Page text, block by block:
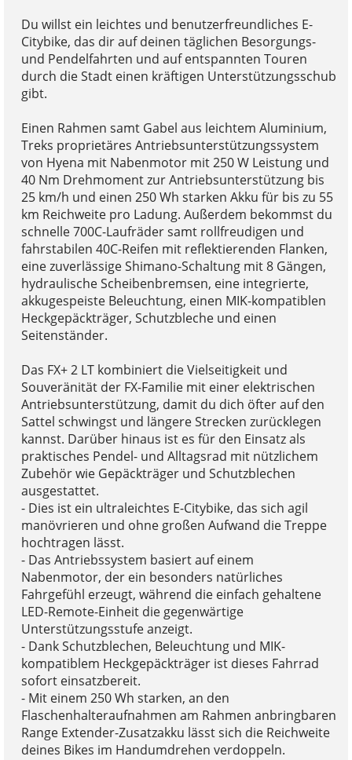
Du willst ein leichtes und benutzerfreundliches E-
Citybike, das dir auf deinen täglichen Besorgungs-
und Pendelfahrten und auf entspannten Touren
durch die Stadt einen kräftigen Unterstützungsschub
gibt.
Einen Rahmen samt Gabel aus leichtem Aluminium,
Treks proprietäres Antriebsunterstützungssystem
von Hyena mit Nabenmotor mit 250 W Leistung und
40 Nm Drehmoment zur Antriebsunterstützung bis
25 km/h und einen 250 Wh starken Akku für bis zu 55
km Reichweite pro Ladung. Außerdem bekommst du
schnelle 700C-Laufräder samt rollfreudigen und
fahrstabilen 40C-Reifen mit reflektierenden Flanken,
eine zuverlässige Shimano-Schaltung mit 8 Gängen,
hydraulische Scheibenbremsen, eine integrierte,
akkugespeiste Beleuchtung, einen MIK-kompatiblen
Heckgepäckträger, Schutzbleche und einen
Seitenständer.
Das FX+ 2 LT kombiniert die Vielseitigkeit und
Souveränität der FX-Familie mit einer elektrischen
Antriebsunterstützung, damit du dich öfter auf den
Sattel schwingst und längere Strecken zurücklegen
kannst. Darüber hinaus ist es für den Einsatz als
praktisches Pendel- und Alltagsrad mit nützlichem
Zubehör wie Gepäckträger und Schutzblechen
ausgestattet.
- Dies ist ein ultraleichtes E-Citybike, das sich agil
manövrieren und ohne großen Aufwand die Treppe
hochtragen lässt.
- Das Antriebssystem basiert auf einem
Nabenmotor, der ein besonders natürliches
Fahrgefühl erzeugt, während die einfach gehaltene
LED-Remote-Einheit die gegenwärtige
Unterstützungsstufe anzeigt.
- Dank Schutzblechen, Beleuchtung und MIK-
kompatiblem Heckgepäckträger ist dieses Fahrrad
sofort einsatzbereit.
- Mit einem 250 Wh starken, an den
Flaschenhalteraufnahmen am Rahmen anbringbaren
Range Extender-Zusatzakku lässt sich die Reichweite
deines Bikes im Handumdrehen verdoppeln.